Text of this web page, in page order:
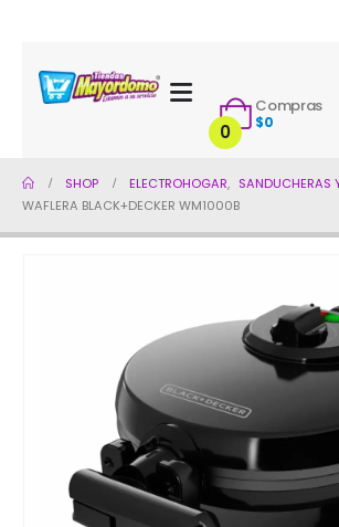
0
Compras
$0
SHOP ELECTROHOGAR, SANDUCHERAS
WAFLERA BLACK+DECKER WM1000B